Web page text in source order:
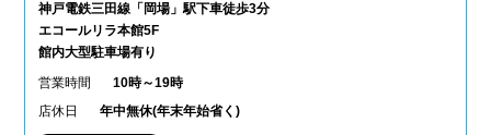
神戸電鉄三田線「岡場」駅下車徒歩3分
エコールリラ本館5F
館内大型駐車場有り
営業時間
10時～19時
店休日
年中無休(年末年始省く)